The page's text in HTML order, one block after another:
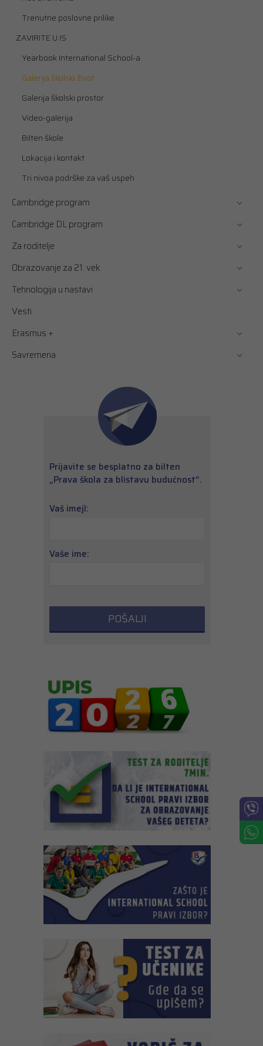
Trenutne poslovne prilike
ZAVIRITE U IS
Yearbook International School-a
Galerija školski život
Galerija školski prostor
Video-galerija
Bilten škole
Lokacija i kontakt
Tri nivoa podrške za vaš uspeh
Cambridge program
Cambridge DL program
Za roditelje
Obrazovanje za 21. vek
Tehnologija u nastavi
Vesti
Erasmus +
Savremena
Prijavite se besplatno za bilten
„Prava škola za blistavu budućnost”.
Vaš imejl:
Vaše ime: